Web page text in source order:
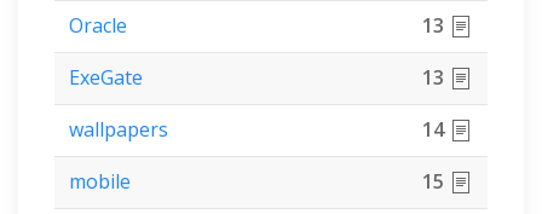
Oracle
13
ExeGate
13
wallpapers
14
mobile
15